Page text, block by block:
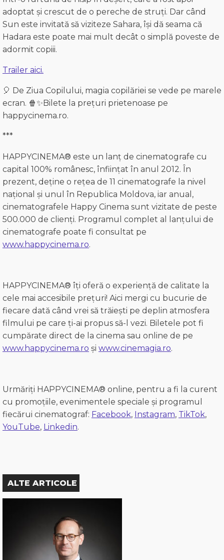
adoptat și crescut de o pereche de struți. Dar când
Sun este invitată să viziteze Sahara, își dă seama că
Hadara este poate mai mult decât o simplă poveste de
adormit copiii.
Trailer aici.
🎈 De Ziua Copilului, magia copilăriei se vede pe marele
ecran. 🍿✨ Bilete la prețuri prietenoase pe
happycinema.ro.
***
HAPPYCINEMA® este un lanț de cinematografe cu
capital 100% românesc, înființat în anul 2012. În
prezent, deține o rețea de 11 cinematografe la nivel
național și unul în Republica Moldova, iar anual,
cinematografele Happy Cinema sunt vizitate de peste
500.000 de clienți. Programul complet al lanțului de
cinematografe poate fi consultat pe
www.happycinema.ro.
HAPPYCINEMA® îți oferă o experiență de calitate la
cele mai accesibile prețuri! Aici mergi cu bucurie de
fiecare dată când vrei să trăiești pe deplin atmosfera
filmului pe care ți-ai propus să-l vezi. Biletele pot fi
cumpărate direct de la cinema sau online de pe
www.happycinema.ro și www.cinemagia.ro.
Urmăriți HAPPYCINEMA® online, pentru a fi la curent
cu promoțiile, evenimentele speciale și programul
fiecărui cinematograf: Facebook, Instagram, TikTok,
YouTube, Linkedin.
ALTE ARTICOLE